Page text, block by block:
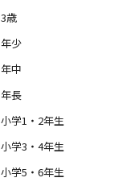
3歳
年少
年中
年長
小学1・2年生
小学3・4年生
小学5・6年生